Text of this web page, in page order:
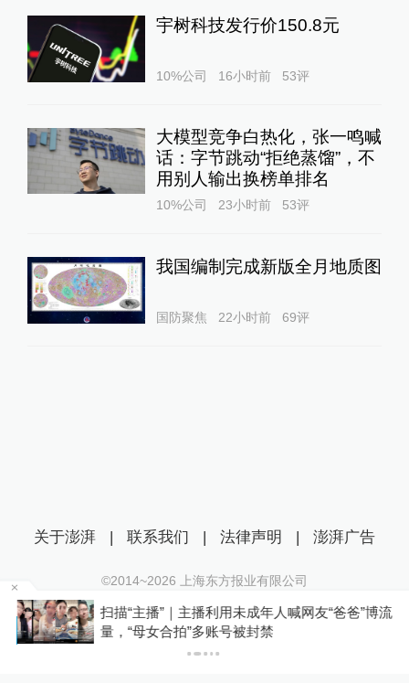
宇树科技发行价150.8元
10%公司 16小时前 53评
大模型竞争白热化，张一鸣喊
话：字节跳动“拒绝蒸馏”，不
用别人输出换榜单排名
10%公司 23小时前 53评
我国编制完成新版全月地质图
国防聚焦 22小时前 69评
扫描“主播”｜主播利用未成年人喊网友“爸爸”博流
量，“母女合拍”多账号被封禁
关于澎湃 | 联系我们 | 法律声明 | 澎湃广告
©2014~2026 上海东方报业有限公司
沪ICP证：沪B2-20170116 | 沪ICP备14003370号
互联网新闻信息服务许可证：31120170006
沪公网安备 31010602000299号